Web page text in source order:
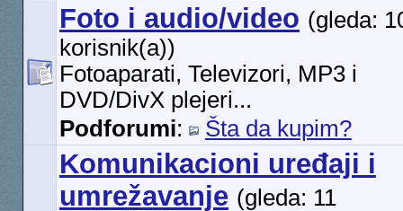
Foto i audio/video (gleda:
korisnik(a))
Fotoaparati, Televizori, MP3 i
DVD/DivX plejeri...
Podforumi: Šta da kupim?
Komunikacioni uređaji i
umrežavanje (gleda: 11